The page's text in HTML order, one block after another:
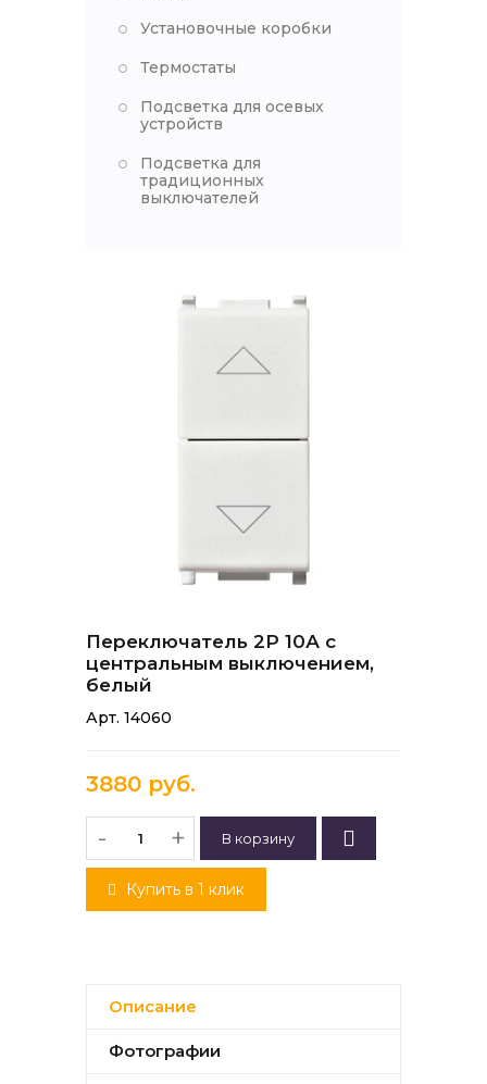
Установочные коробки
Термостаты
Подсветка для осевых
устройств
Подсветка для
традиционных
выключателей
Переключатель 2P 10А с
центральным выключением,
белый
Арт. 14060
3880 руб.
- +
Купить в 1 клик
Описание
Фотографии